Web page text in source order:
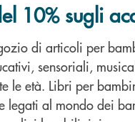
10% sugli
di articoli per
sensoriali,
le età. Libri per
legati al mondo dei